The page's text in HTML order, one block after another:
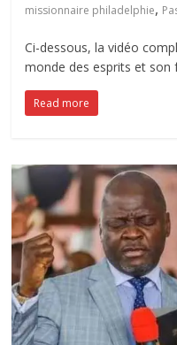
missionnaire philadelphie,
Ci-dessous, la vidéo
monde des esprits et son
Read more